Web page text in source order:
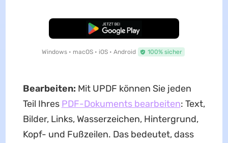
Kostenloser Download
Windows • macOS • iOS • Android 100% sicher
Bearbeiten: Mit UPDF können Sie jeden
Teil Ihres PDF-Dokuments bearbeiten: Text,
Bilder, Links, Wasserzeichen, Hintergrund,
Kopf- und Fußzeilen. Das bedeutet, dass